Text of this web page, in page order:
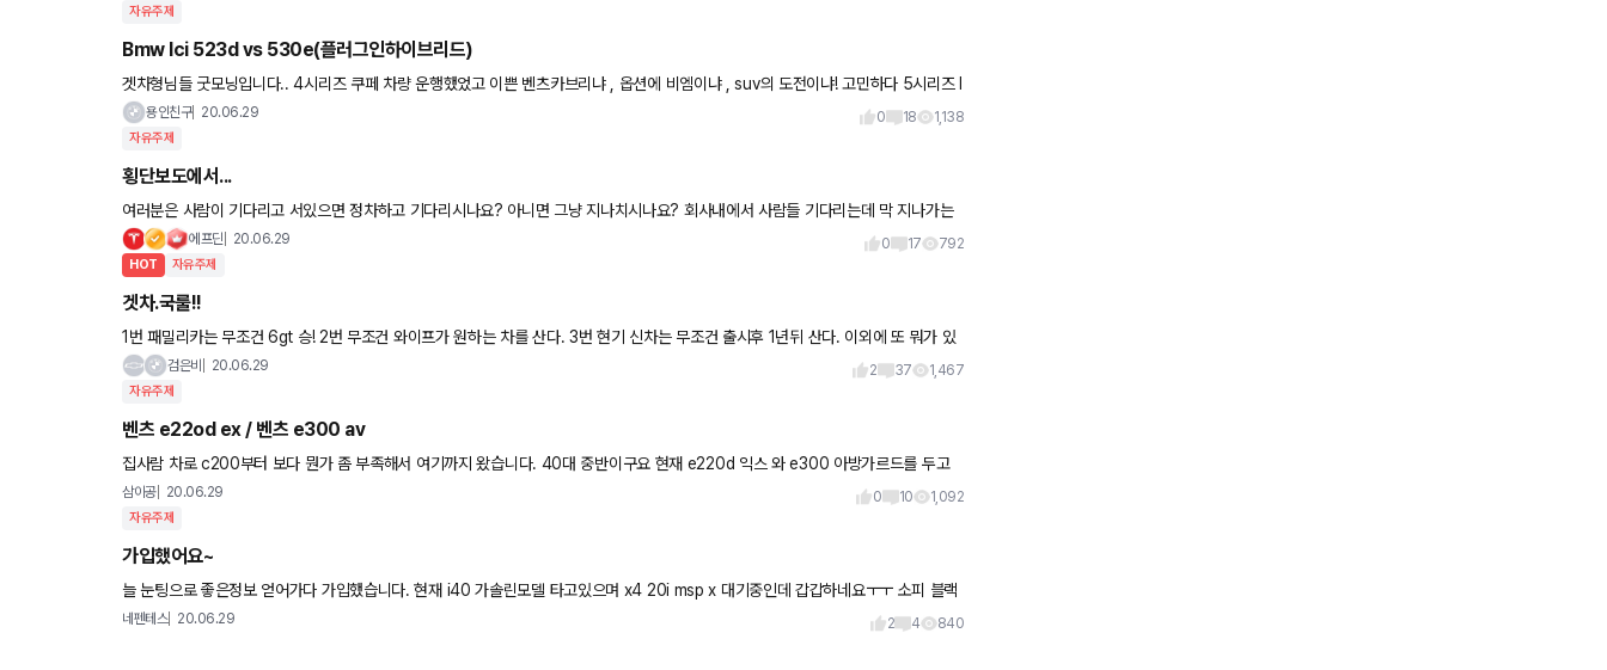
자유주제
Bmw lci 523d vs 530e(플러그인하이브리드)
겟차형님들 굿모닝입니다.. 4시리즈 쿠페 차량 운행했었고 이쁜 벤츠카브리냐 , 옵션에 비엠이냐 , suv의 도전이냐! 고민하다 5시리즈 l
ci로 최종결정했습니다!!! 출퇴근거리 150 km 정도
용인친구 20.06.29 0 18 1,138
자유주제
횡단보도에서...
여러분은 사람이 기다리고 서있으면 정차하고 기다리시나요? 아니면 그냥 지나치시나요? 회사내에서 사람들 기다리는데 막 지나가는
차들이 있네요. 하아... 스페인 처음 갔을때 대부분이 보행자를
에프딘 20.06.29 0 17 792
HOT 자유주제
겟차.국룰!!
1번 패밀리카는 무조건 6gt 승! 2번 무조건 와이프가 원하는 차를 산다. 3번 현기 신차는 무조건 출시후 1년뒤 산다. 이외에 또 뭐가 있
을까요?검은비 20.06.29 2 37 1,467
자유주제
벤츠 e22od ex / 벤츠 e300 av
집사람 차로 c200부터 보다 뭔가 좀 부족해서 여기까지 왔습니다. 40대 중반이구요 현재 e220d 익스 와 e300 아방가르드를 두고
고민에 빠졌습니다 당연히 e300 4matic으로 가면 좋지
삼이공 20.06.29 0 10 1,092
자유주제
가입했어요~
늘 눈팅으로 좋은정보 얻어가다 가입했습니다. 현재 i40 가솔린모델 타고있으며 x4 20i msp x 대기중인데 갑갑하네요ㅜㅜ 소피 블랙
네펜테스 20.06.29 2 4 840